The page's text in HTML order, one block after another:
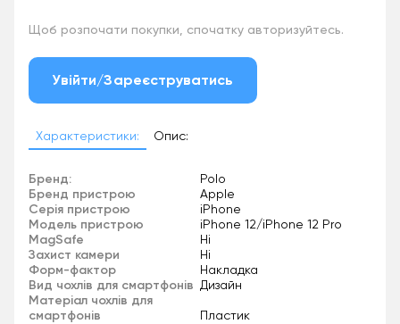
Щоб розпочати покупки, спочатку авторизуйтесь.
Увійти/Зареєструватись
Характеристики: Опис:
Бренд: Polo
Бренд пристрою Apple
Серія пристрою iPhone
Модель пристрою iPhone 12/iPhone 12 Pro
MagSafe Ні
Захист камери Ні
Форм-фактор Накладка
Вид чохлів для смартфонів Дизайн
Матеріал чохлів для
смартфонів
Пластик